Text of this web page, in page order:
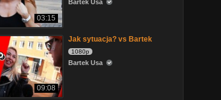
03:15
Bartek Usa
09:08
Jak sytuacja? vs Bartek
1080p
Bartek Usa